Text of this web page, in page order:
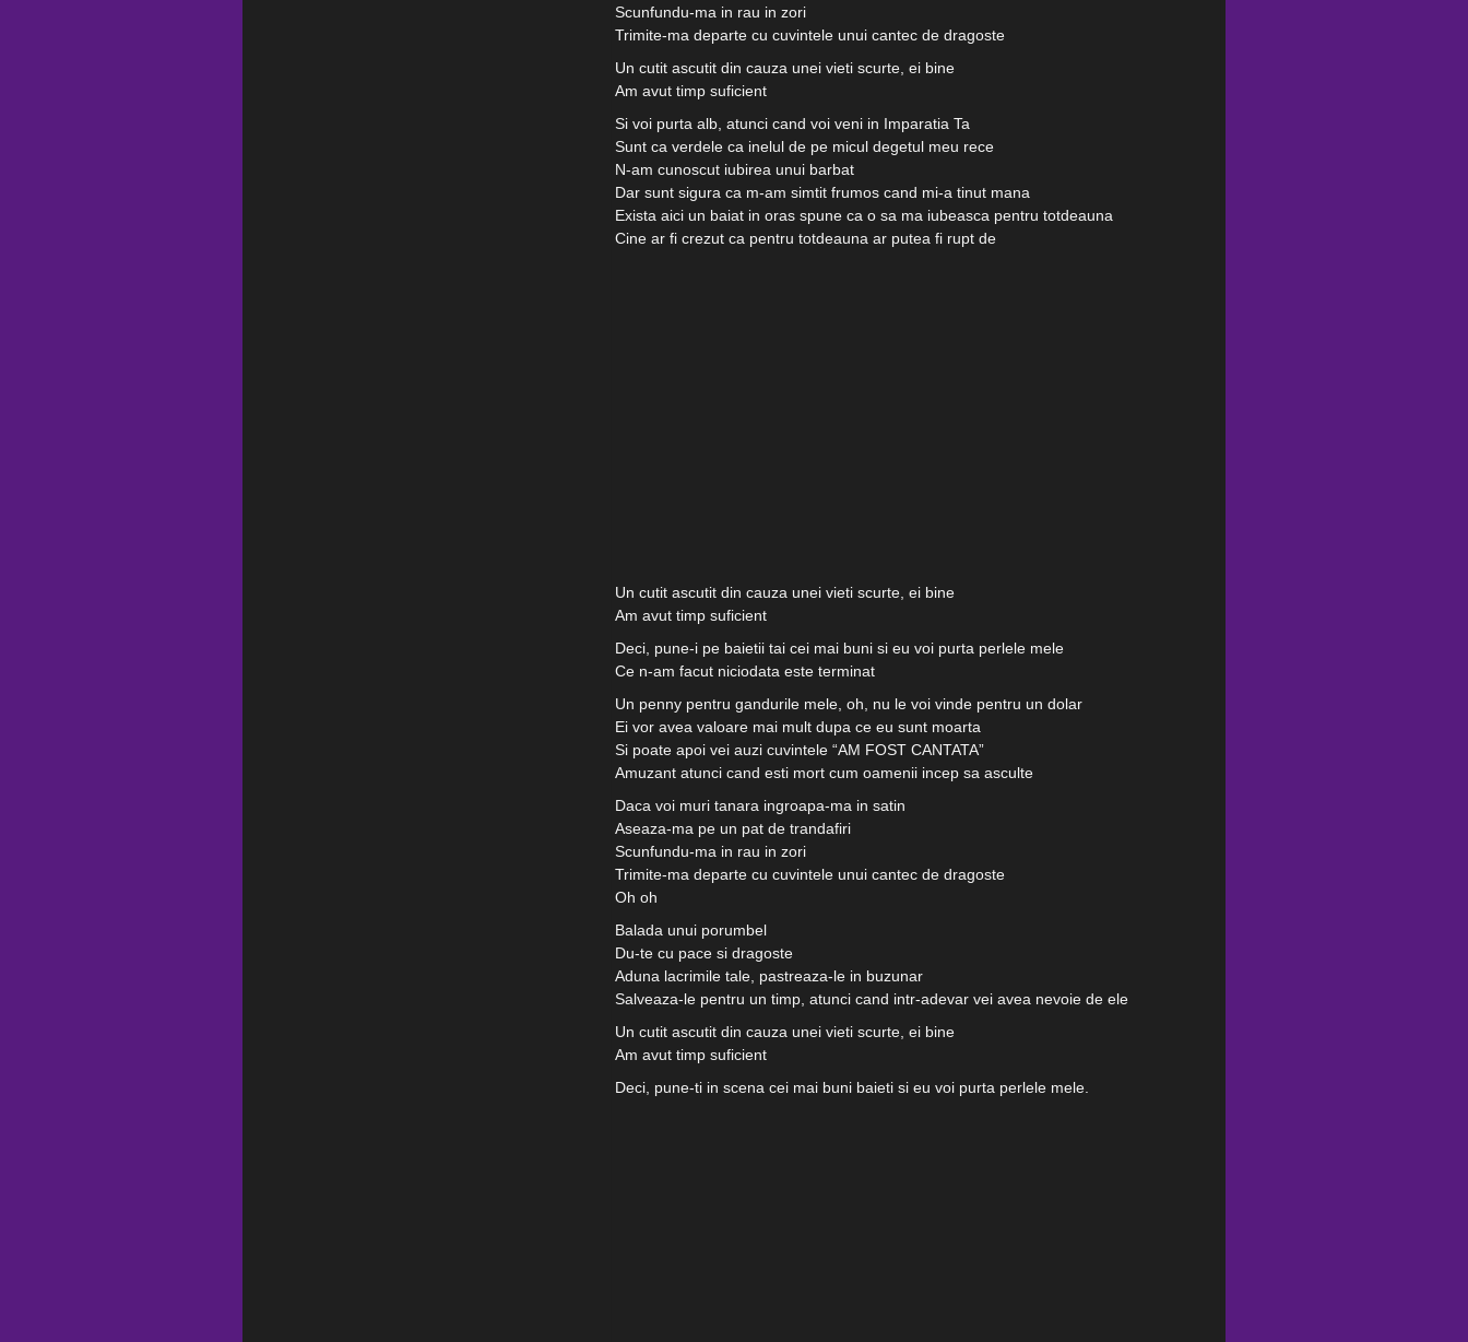
Scunfundu-ma in rau in zori
Trimite-ma departe cu cuvintele unui cantec de dragoste
Un cutit ascutit din cauza unei vieti scurte, ei bine
Am avut timp suficient
Si voi purta alb, atunci cand voi veni in Imparatia Ta
Sunt ca verdele ca inelul de pe micul degetul meu rece
N-am cunoscut iubirea unui barbat
Dar sunt sigura ca m-am simtit frumos cand mi-a tinut mana
Exista aici un baiat in oras spune ca o sa ma iubeasca pentru totdeauna
Cine ar fi crezut ca pentru totdeauna ar putea fi rupt de
Un cutit ascutit din cauza unei vieti scurte, ei bine
Am avut timp suficient
Deci, pune-i pe baietii tai cei mai buni si eu voi purta perlele mele
Ce n-am facut niciodata este terminat
Un penny pentru gandurile mele, oh, nu le voi vinde pentru un dolar
Ei vor avea valoare mai mult dupa ce eu sunt moarta
Si poate apoi vei auzi cuvintele “AM FOST CANTATA”
Amuzant atunci cand esti mort cum oamenii incep sa asculte
Daca voi muri tanara ingroapa-ma in satin
Aseaza-ma pe un pat de trandafiri
Scunfundu-ma in rau in zori
Trimite-ma departe cu cuvintele unui cantec de dragoste
Oh oh
Balada unui porumbel
Du-te cu pace si dragoste
Aduna lacrimile tale, pastreaza-le in buzunar
Salveaza-le pentru un timp, atunci cand intr-adevar vei avea nevoie de ele
Un cutit ascutit din cauza unei vieti scurte, ei bine
Am avut timp suficient
Deci, pune-ti in scena cei mai buni baieti si eu voi purta perlele mele.